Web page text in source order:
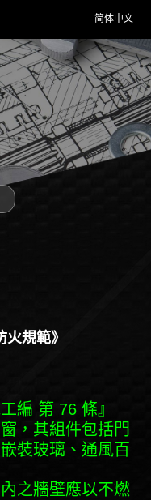
简体中文
規範》
編 第 76 條』
，其組件包括門
裝玻璃、通風百
之牆壁應以不燃